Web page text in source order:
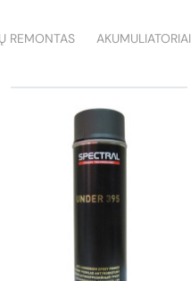
REMONTAS AKUMULIATORIAI